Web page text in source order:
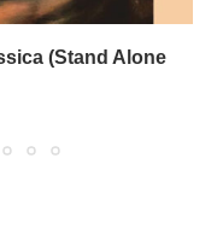
(Stand Alone